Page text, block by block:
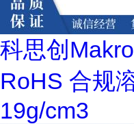
科思创
RoHS 合规
19g/cm3